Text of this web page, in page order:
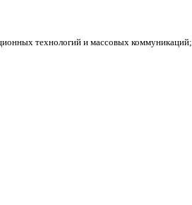
технологий и массовых коммуникаций;